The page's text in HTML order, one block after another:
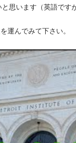
思います（英語です
運んでみて下さい。